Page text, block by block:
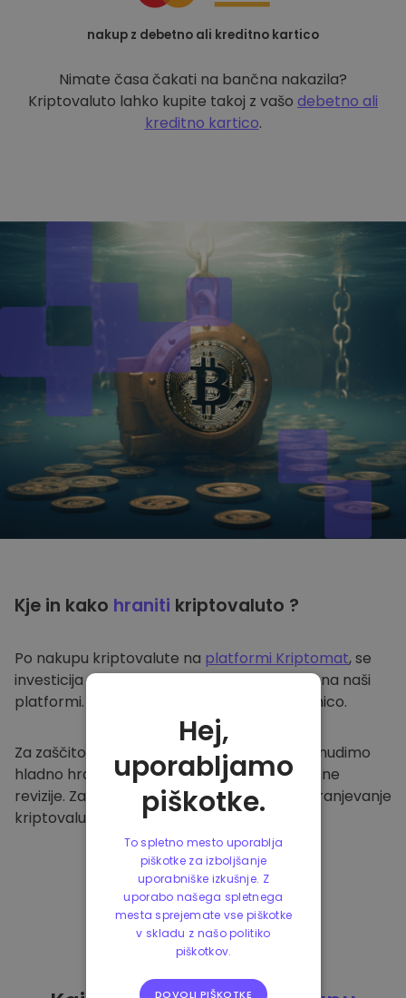
nakup z debetno ali kreditno kartico
Nimate časa čakati na bančna nakazila?
Kriptovaluto lahko kupite takoj z vašo debetno ali
kreditno kartico.
Kje in kako hraniti kriptovaluto ?
Po nakupu kriptovalute na platformi Kriptomat, se
investicija prenese v vašo varno denarnico na naši
platformi. Vsak uporabnik ima svojo denarnico.
Za zaščito naših strank in njihovih sredstev nudimo
hladno hrambo ter redno izvajamo varnostne
revizije. Zato je naša platforma varna za shranjevanje
kriptovalute in ostalih kripto naložb.
Hej,
uporabljamo
piškotke.
To spletno mesto uporablja
piškotke za izboljšanje
uporabniške izkušnje. Z
uporabo našega spletnega
mesta sprejemate vse piškotke
v skladu z našo politiko
piškotkov.
DOVOLI PIŠKOTKE